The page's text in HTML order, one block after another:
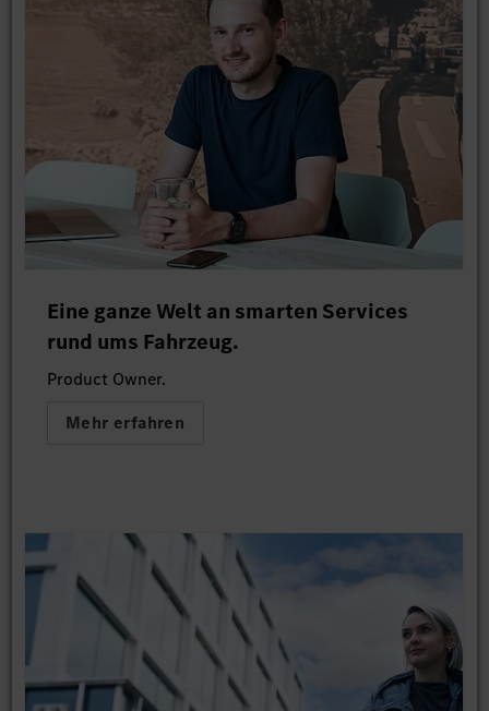
Eine ganze Welt an smarten Services
rund ums Fahrzeug.
Product Owner.
Mehr erfahren